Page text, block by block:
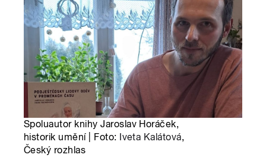
Spoluautor knihy Jaroslav Horáček,
historik umění | Foto: Iveta Kalátová,
Český rozhlas